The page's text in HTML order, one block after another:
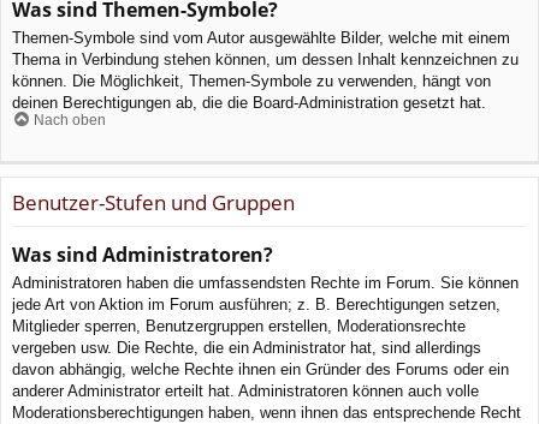
Was sind Themen-Symbole?
Themen-Symbole sind vom Autor ausgewählte Bilder, welche mit einem
Thema in Verbindung stehen können, um dessen Inhalt kennzeichnen zu
können. Die Möglichkeit, Themen-Symbole zu verwenden, hängt von
deinen Berechtigungen ab, die die Board-Administration gesetzt hat.
Nach oben
Benutzer-Stufen und Gruppen
Was sind Administratoren?
Administratoren haben die umfassendsten Rechte im Forum. Sie können
jede Art von Aktion im Forum ausführen; z. B. Berechtigungen setzen,
Mitglieder sperren, Benutzergruppen erstellen, Moderationsrechte
vergeben usw. Die Rechte, die ein Administrator hat, sind allerdings
davon abhängig, welche Rechte ihnen ein Gründer des Forums oder ein
anderer Administrator erteilt hat. Administratoren können auch volle
Moderationsberechtigungen haben, wenn ihnen das entsprechende Recht